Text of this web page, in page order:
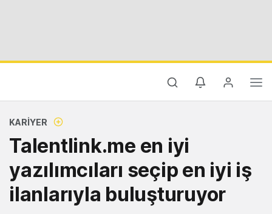
KARIYER
Talentlink.me en iyi
yazılımcıları seçip en iyi iş
ilanlarıyla buluşturuyor